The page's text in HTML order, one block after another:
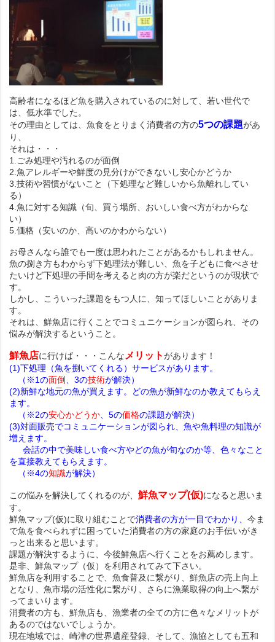
高齢者になるほど魚を購入されているのに対して、若い世代で
は、低水準でした。
その理由としては、魚食をとりまく消費者の方の5つの課題があ
り、
それは・・・
1.ごみ処理や汚れるのが面倒
2.魚アレルギーや鮮度の見分けができないし安心かどうか
3.技術や習慣がないこと（下処理など難しいから魚離れしてい
る ）
4.魚に対する知識（旬、買う場所、おいしい食べ方がわからな
い）
5.価格（安いのか、高いのかわからない）
お母さんなら誰でも一度は思われたことがあるかもしれません。
魚の捌き方もわからず下処理法が難しい、魚を子どもに食べさせ
たいけど下処理の手間を考えると肉の方が楽だというのが現状で
す。
しかし、こういった課題をもつ人に、知ってほしいことがありま
す。
それは、鮮魚店に行くことでコミュニケーションが図られ、その
悩みが解決するということ。
鮮魚店に行けば・・・こんな メリットがあります！
(1)下処理（魚を捌いてくれる）サービスがあります。
（※1の面倒 、3の技術が解決）
(2)新鮮な地元の魚が買えます。どの魚が新鮮なのか教えてもらえ
ます。
（※2の安心かどうか、5の価格の課題が解決）
(3)対面販売でコミュニケーションが図られ、魚や魚料理の知識が
増えます。
会話の中で美味しい食べ方やどの魚が旬なのか等、色々なこと
を直接教えてもらえます。
（※4の知識が解決）
この悩みを解決してくれるのが、鮮魚マップ(仮)になると思いま
す。
鮮魚マップ(仮)に取り組むことで消費者の方が一目でわかり、今ま
で魚を食べられずに困っていた消費者の方の家庭のお手伝いがき
っと出来ると思います。
課題が解決するように、今後鮮魚店へ行くことをお薦めします。
是非、鮮魚マップ（仮）を利用されてみて下さい。
鮮魚店を利用することで、魚食普及に繋がり、鮮魚店の売上向上
となり、魚市場の活性化に繋がり、さらに漁業取得の向上へ繋が
ってまいります。
消費者の方も、鮮魚店も、漁業者の全ての方に色々なメリットが
あるのではないでしょうか。
現在地域では、崎津の世界遺産登録、そして、漁協としても五和